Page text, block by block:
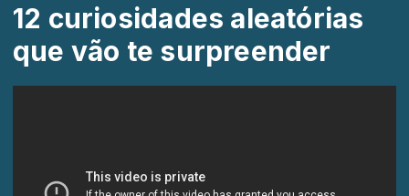
12 curiosidades aleatórias
que vão te surpreender